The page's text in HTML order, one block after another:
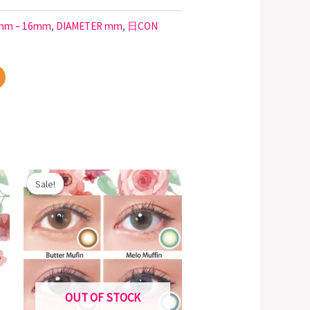
– 16mm, DIAMETER mm, 日CON
Sale!
OUT OF STOCK
Sale!
Original
price
was:
$200.00.
Current
price
$148.00.